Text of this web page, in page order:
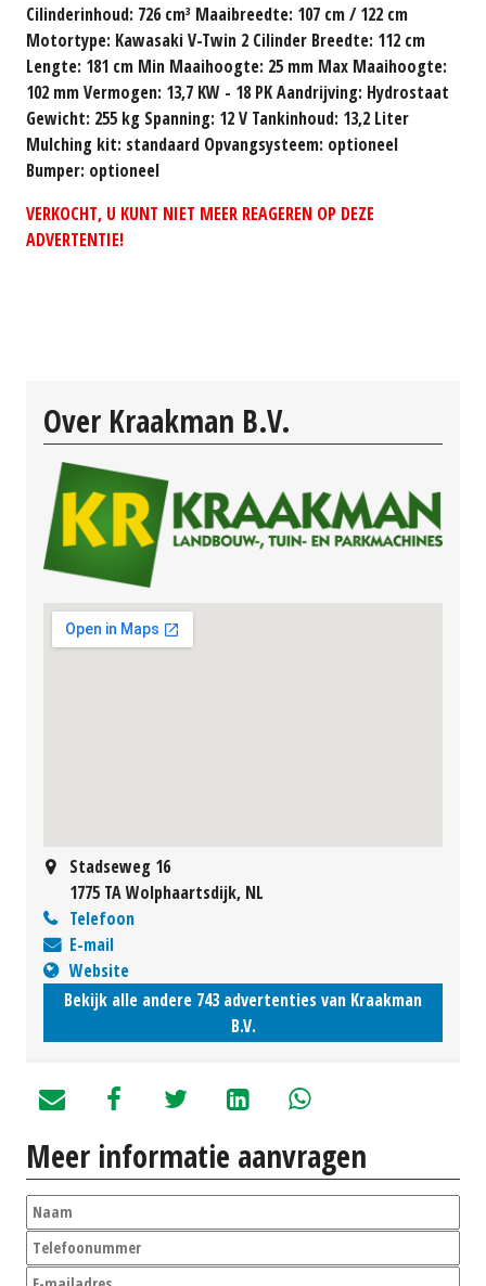
Cilinderinhoud: 726 cm³ Maaibreedte: 107 cm / 122 cm
Motortype: Kawasaki V-Twin 2 Cilinder Breedte: 112 cm
Lengte: 181 cm Min Maaihoogte: 25 mm Max Maaihoogte:
102 mm Vermogen: 13,7 KW - 18 PK Aandrijving: Hydrostaat
Gewicht: 255 kg Spanning: 12 V Tankinhoud: 13,2 Liter
Mulching kit: standaard Opvangsysteem: optioneel
Bumper: optioneel
VERKOCHT, U KUNT NIET MEER REAGEREN OP DEZE
ADVERTENTIE!
Over Kraakman B.V.
Stadseweg 16
1775 TA Wolphaartsdijk, NL
Telefoon
E-mail
Website
Bekijk alle andere 743 advertenties van Kraakman
B.V.
Meer informatie aanvragen